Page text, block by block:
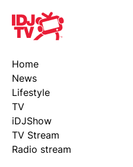
IDJ TV
Home
News
Lifestyle
TV
iDJShow
TV Stream
Radio stream